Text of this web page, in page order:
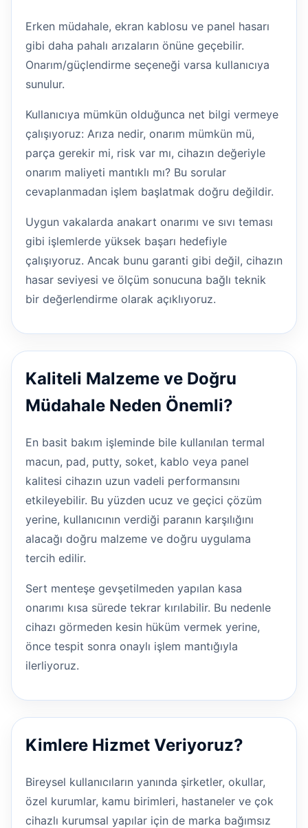
Erken müdahale, ekran kablosu ve panel hasarı
gibi daha pahalı arızaların önüne geçebilir.
Onarım/güçlendirme seçeneği varsa kullanıcıya
sunulur.
Kullanıcıya mümkün olduğunca net bilgi vermeye
çalışıyoruz: Arıza nedir, onarım mümkün mü,
parça gerekir mi, risk var mı, cihazın değeriyle
onarım maliyeti mantıklı mı? Bu sorular
cevaplanmadan işlem başlatmak doğru değildir.
Uygun vakalarda anakart onarımı ve sıvı teması
gibi işlemlerde yüksek başarı hedefiyle
çalışıyoruz. Ancak bunu garanti gibi değil, cihazın
hasar seviyesi ve ölçüm sonucuna bağlı teknik
bir değerlendirme olarak açıklıyoruz.
Kaliteli Malzeme ve Doğru
Müdahale Neden Önemli?
En basit bakım işleminde bile kullanılan termal
macun, pad, putty, soket, kablo veya panel
kalitesi cihazın uzun vadeli performansını
etkileyebilir. Bu yüzden ucuz ve geçici çözüm
yerine, kullanıcının verdiği paranın karşılığını
alacağı doğru malzeme ve doğru uygulama
tercih edilir.
Sert menteşe gevşetilmeden yapılan kasa
onarımı kısa sürede tekrar kırılabilir. Bu nedenle
cihazı görmeden kesin hüküm vermek yerine,
önce tespit sonra onaylı işlem mantığıyla
ilerliyoruz.
Kimlere Hizmet Veriyoruz?
Bireysel kullanıcıların yanında şirketler, okullar,
özel kurumlar, kamu birimleri, hastaneler ve çok
cihazlı kurumsal yapılar için de marka bağımsız